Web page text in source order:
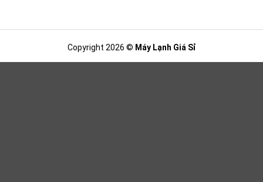
Copyright 2026 © Máy Lạnh Giá Sỉ